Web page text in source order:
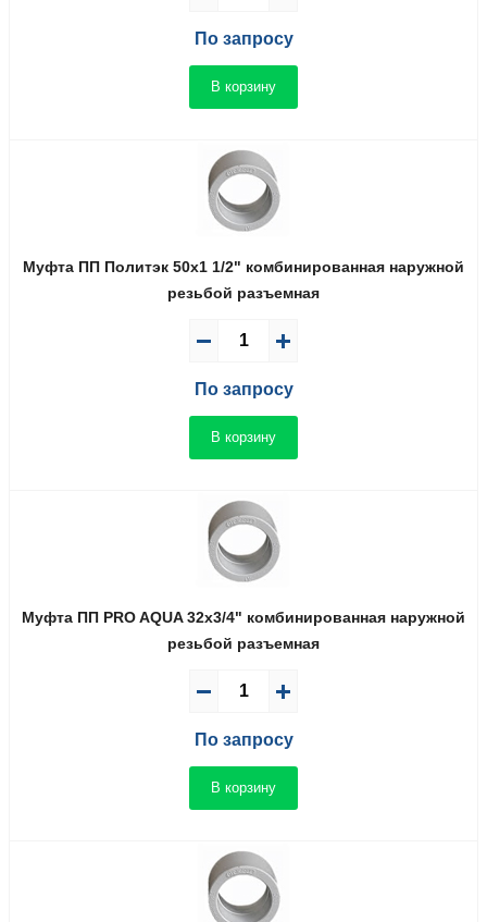
По запросу
В корзину
Муфта ПП Политэк 50x1 1/2" комбинированная наружной
резьбой разъемная
По запросу
В корзину
Муфта ПП PRO AQUA 32x3/4" комбинированная наружной
резьбой разъемная
По запросу
В корзину